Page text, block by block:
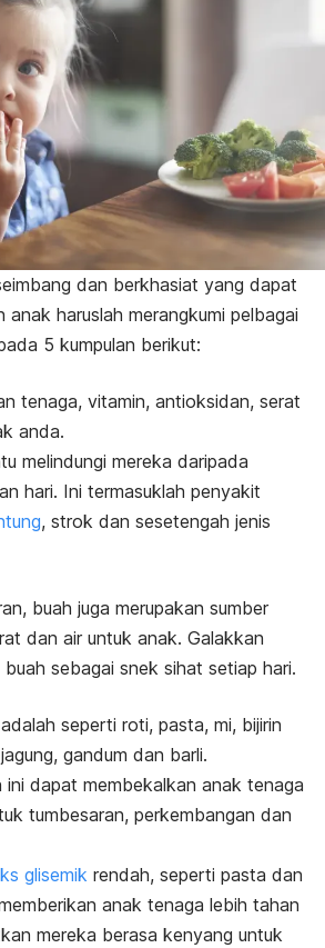
dan berkhasiat yang dapat
anak haruslah merangkumi pelbagai
5 kumpulan berikut:
tenaga, vitamin, antioksidan, serat
anda.
melindungi mereka daripada
hari. Ini termasuklah penyakit
, strok dan sesetengah jenis
buah juga merupakan sumber
dan air untuk anak. Galakkan
sebagai snek sihat setiap hari.
seperti roti, pasta, mi, bijirin
gandum dan barli.
ini dapat membekalkan anak tenaga
tumbesaran, perkembangan dan
glisemik rendah, seperti pasta dan
anak tenaga lebih tahan
mereka berasa kenyang untuk